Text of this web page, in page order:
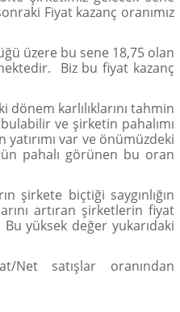
Fiyat kazanç oranımız
üzere bu sene 18,75 olan
Biz bu fiyat kazanç
karlılıklarını tahmin
ve şirketin pahalımı
var ve önümüzdeki
pahalı görünen bu oran
şirkete biçtiği saygınlığın
artıran şirketlerin fiyat
yüksek değer yukarıdaki
Net satışlar oranından